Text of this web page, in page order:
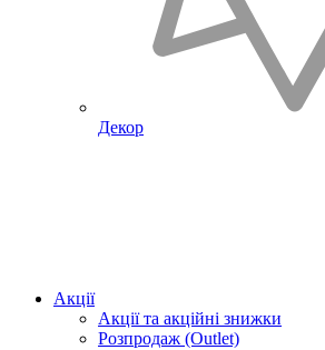
Декор
Акції
Акції та акційні знижки
Розпродаж (Outlet)